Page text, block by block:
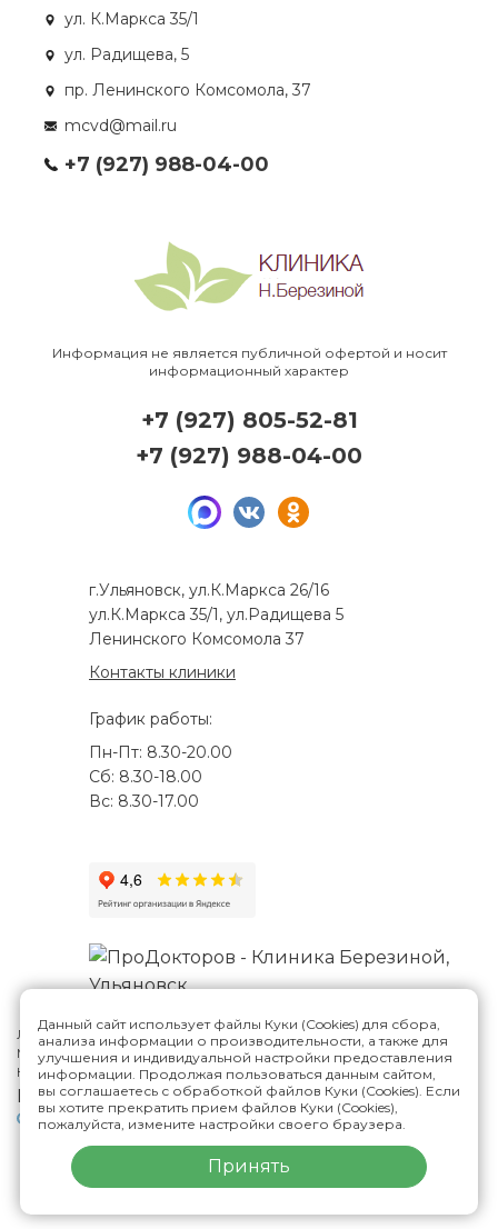
ул. К.Маркса 35/1
ул. Радищева, 5
пр. Ленинского Комсомола, 37
mcvd@mail.ru
+7 (927) 988-04-00
Информация не является публичной офертой и носит
информационный характер
г.Ульяновск, ул.К.Маркса 26/16
ул.К.Маркса 35/1, ул.Радищева 5
Ленинского Комсомола 37
Контакты клиники
График работы:
Пн-Пт: 8.30-20.00
Сб: 8.30-18.00
Вс: 8.30-17.00
+7 (927) 805-52-81
+7 (927) 988-04-00
Лицензия №Л041-01188-73/00287807
Многопрофильная клиника Н.Березиной в Ульяновске
© 2026
Карта сайта
Версия сайта для слабовидящих
Политика конфиденциальности
ИМЕЮТСЯ ПРОТИВОПОКАЗАНИЯ,
Данный сайт использует файлы Куки (Cookies) для сбора,
анализа информации о производительности, а также для
улучшения и индивидуальной настройки предоставления
информации. Продолжая пользоваться данным сайтом,
вы соглашаетесь с обработкой файлов Куки (Cookies). Если
вы хотите прекратить прием файлов Куки (Cookies),
пожалуйста, измените настройки своего браузера.
Принять